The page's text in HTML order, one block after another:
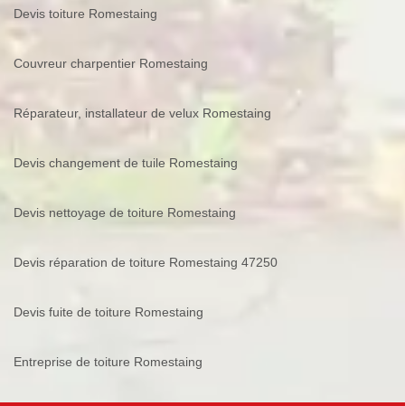
Devis toiture Romestaing
Couvreur charpentier Romestaing
Réparateur, installateur de velux Romestaing
Devis changement de tuile Romestaing
Devis nettoyage de toiture Romestaing
Devis réparation de toiture Romestaing 47250
Devis fuite de toiture Romestaing
Entreprise de toiture Romestaing